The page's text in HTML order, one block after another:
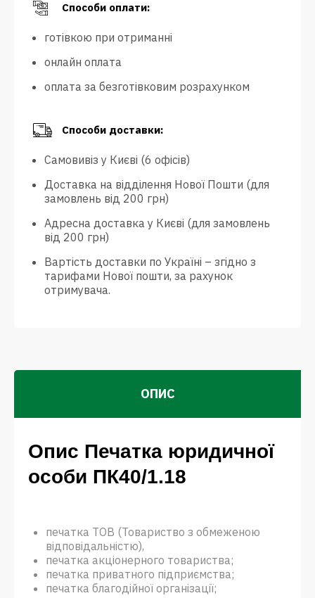
Способи оплати:
готівкою при отриманні
онлайн оплата
оплата за безготівковим розрахунком
Способи доставки:
Самовивіз у Києві (6 офісів)
Доставка на відділення Нової Пошти (для
замовлень від 200 грн)
Адресна доставка у Києві (для замовлень
від 200 грн)
Вартість доставки по Україні – згідно з
тарифами Нової пошти, за рахунок
отримувача.
ОПИС
Опис Печатка юридичної
особи ПК40/1.18
печатка ТОВ (Товариство з обмеженою
відповідальністю),
печатка акціонерного товариства;
печатка приватного підприємства;
печатка благодійної організації;